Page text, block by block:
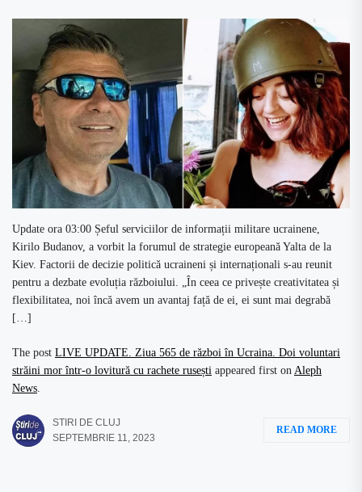
Update ora 03:00 Șeful serviciilor de informații militare ucrainene,
Kirilo Budanov, a vorbit la forumul de strategie europeană Yalta de la
Kiev. Factorii de decizie politică ucraineni și internaționali s-au reunit
pentru a dezbate evoluția războiului. „În ceea ce privește creativitatea și
flexibilitatea, noi încă avem un avantaj față de ei, ei sunt mai degrabă
[…]
The post LIVE UPDATE. Ziua 565 de război în Ucraina. Doi voluntari
străini mor într-o lovitură cu rachete rusești appeared first on Aleph
News
STIRI DE CLUJ
SEPTEMBRIE 11, 2023
READ MORE